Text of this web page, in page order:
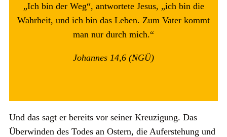
„Ich bin der Weg“, antwortete Jesus, „ich bin die
Wahrheit, und ich bin das Leben. Zum Vater kommt
man nur durch mich.“
Johannes 14,6 (NGÜ)
Und das sagt er bereits vor seiner Kreuzigung. Das
Überwinden des Todes an Ostern, die Auferstehung und